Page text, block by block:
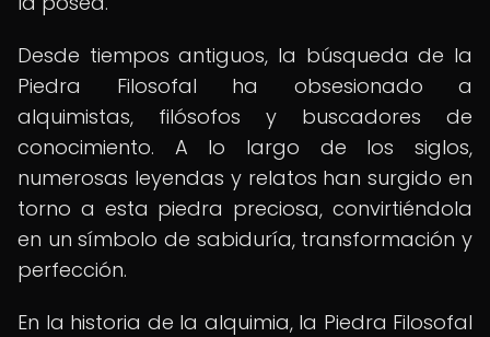
Desde tiempos antiguos, la búsqueda de la
Piedra Filosofal ha obsesionado a
alquimistas, filósofos y buscadores de
conocimiento. A lo largo de los siglos,
numerosas leyendas y relatos han surgido en
torno a esta piedra preciosa, convirtiéndola
en un símbolo de sabiduría, transformación y
perfección.
En la historia de la alquimia, la Piedra Filosofal